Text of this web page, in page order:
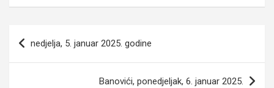
članaka
nedjelja, 5. januar 2025. godine
Banovići, ponedjeljak, 6. januar 2025.